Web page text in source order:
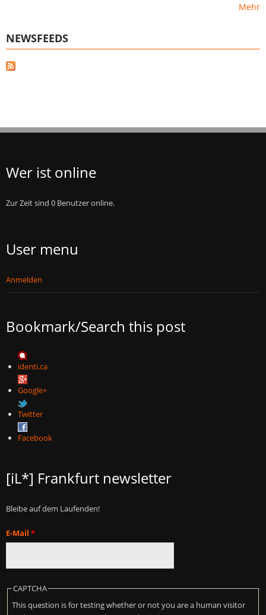
Mehr
NEWSFEEDS
Wer ist online
Zur Zeit sind 0 Benutzer online.
User menu
Anmelden
Bookmark/Search this post
identi.ca
Google+
Twitter
Facebook
[iL*] Frankfurt newsletter
Bleibe auf dem Laufenden!
E-Mail *
CAPTCHA
This question is for testing whether or not you are a human visitor